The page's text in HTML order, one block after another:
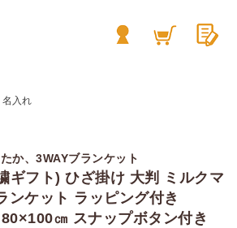
名入れ
か、3WAYブランケット
ギフト) ひざ掛け 大判 ミルクマ
ンケット ラッピング付き
㎝ スナップボタン付き